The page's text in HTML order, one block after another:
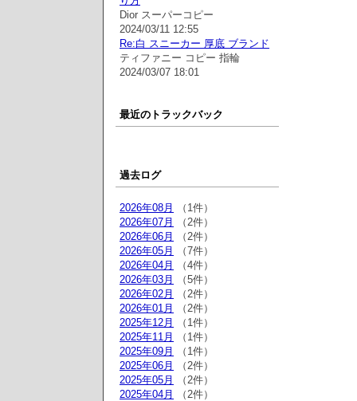
Dior スーパーコピー
2024/03/11 12:55
Re:白 スニーカー 厚底 ブランド
ティファニー コピー 指輪
2024/03/07 18:01
最近のトラックバック
過去ログ
2026年08月
（1件）
2026年07月
（2件）
2026年06月
（2件）
2026年05月
（7件）
2026年04月
（4件）
2026年03月
（5件）
2026年02月
（2件）
2026年01月
（2件）
2025年12月
（1件）
2025年11月
（1件）
2025年09月
（1件）
2025年06月
（2件）
2025年05月
（2件）
2025年04月
（2件）